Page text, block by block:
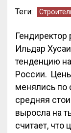
Теги:
Ильдар
тенденцию
России.
менялись по
средняя
выросла на
считает, что